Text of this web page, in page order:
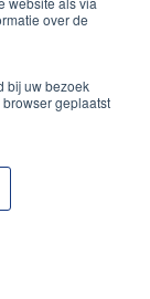
over de
bij uw bezoek
geplaatst